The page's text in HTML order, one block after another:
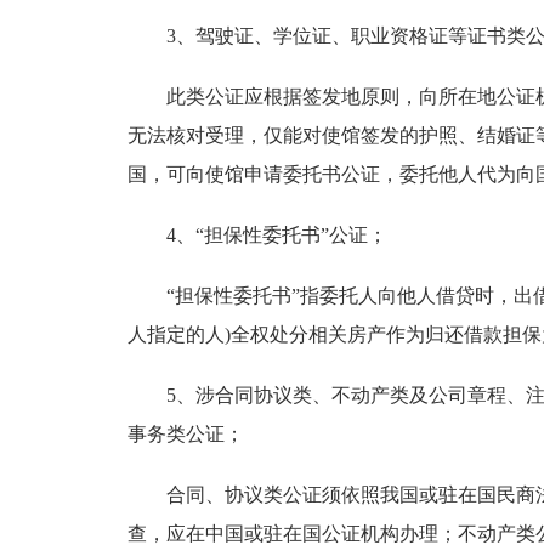
3、驾驶证、学位证、职业资格证等证书类
此类公证应根据签发地原则，向所在地公证
无法核对受理，仅能对使馆签发的护照、结婚
国，可向使馆申请委托书公证，委托他人代为向
4、“担保性委托书”公证；
“担保性委托书”指委托人向他人借贷时，出
人指定的人)全权处分相关房产作为归还借款担
5、涉合同协议类、不动产类及公司章程、
事务类公证；
合同、协议类公证须依照我国或驻在国民商
查，应在中国或驻在国公证机构办理；不动产